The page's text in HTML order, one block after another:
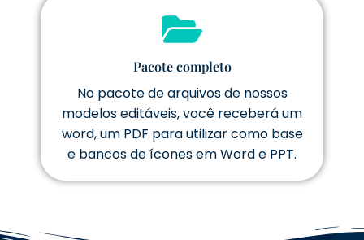
Pacote completo
No pacote de arquivos de nossos
modelos editáveis, você receberá um
word, um PDF para utilizar como base
e bancos de ícones em Word e PPT.